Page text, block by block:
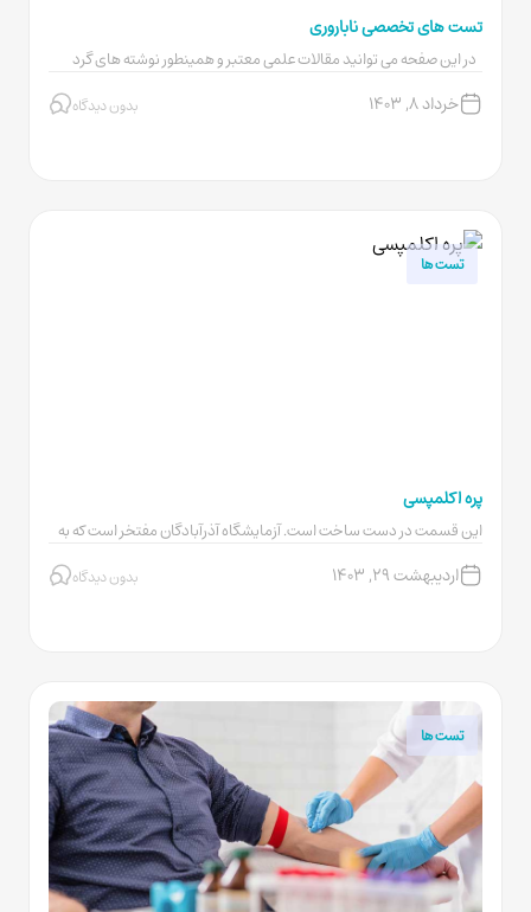
تست های تخصصی ناباروری
در این صفحه می توانید مقالات علمی معتبر و همینطور نوشته های گرد
خرداد ۸, ۱۴۰۳ بدون دیدگاه
تست ها
پره اکلمپسی
این قسمت در دست ساخت است. آزمایشگاه آذرآبادگان مفتخر است که به
اردیبهشت ۲۹, ۱۴۰۳ بدون دیدگاه
تست ها